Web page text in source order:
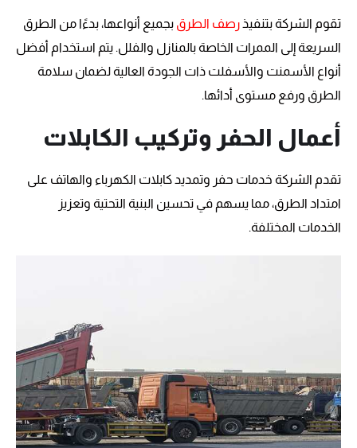
تقوم الشركة بتنفيذ رصف الطرق بجميع أنواعها، بدءًا من الطرق
السريعة إلى الممرات الخاصة بالمنازل والفلل. يتم استخدام أفضل
أنواع الأسمنت والأسفلت ذات الجودة العالية لضمان سلامة
الطرق ورفع مستوى أدائها.
أعمال الحفر وتركيب الكابلات
تقدم الشركة خدمات حفر وتمديد كابلات الكهرباء والهاتف على
امتداد الطرق، مما يسهم في تحسين البنية التحتية وتعزيز
الخدمات المختلفة.